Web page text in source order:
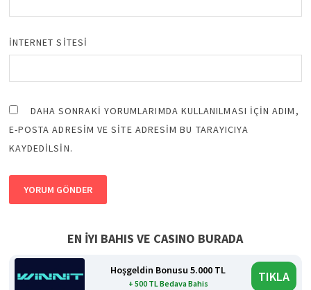
İNTERNET SITESI
DAHA SONRAKI YORUMLARIMDA KULLANILMASI IÇIN ADIM,
E-POSTA ADRESIM VE SITE ADRESIM BU TARAYICIYA
KAYDEDILSIN.
EN İYI BAHIS VE CASINO BURADA
Hoşgeldin Bonusu 5.000 TL
+ 500 TL Bedava Bahis TIKLA